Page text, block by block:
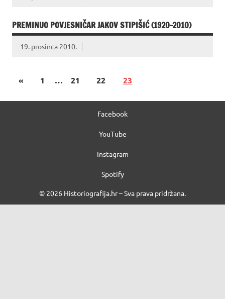
PREMINUO POVJESNIČAR JAKOV STIPIŠIĆ (1920-2010)
19. prosinca 2010.
« 1 … 21 22 23
Facebook
YouTube
Instagram
Spotify
© 2026 Historiografija.hr – Sva prava pridržana.